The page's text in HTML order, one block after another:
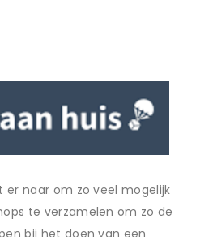
naar om zo veel mogelijk
te verzamelen om zo de
bij het doen van een